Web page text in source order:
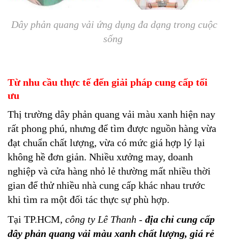
Dây phản quang vải ứng dụng đa dạng trong cuộc
sống
Từ nhu cầu thực tế đến giải pháp cung cấp tối
ưu
Thị trường dây phản quang vải màu xanh hiện nay
rất phong phú, nhưng để tìm được nguồn hàng vừa
đạt chuẩn chất lượng, vừa có mức giá hợp lý lại
không hề đơn giản. Nhiều xưởng may, doanh
nghiệp và cửa hàng nhỏ lẻ thường mất nhiều thời
gian để thử nhiều nhà cung cấp khác nhau trước
khi tìm ra một đối tác thực sự phù hợp.
Tại TP.HCM, công ty Lê Thanh - địa chỉ cung cấp
dây phản quang vải màu xanh chất lượng, giá rẻ